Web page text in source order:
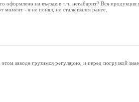
на въезде в т.ч. негабарит? Вся продукция
- я не понял, не сталкивался ранее.
заводе грузимся регулярно, и перед погрузкой